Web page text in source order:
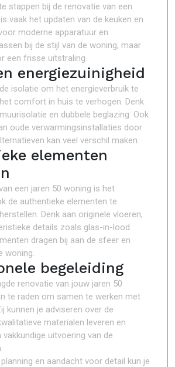
stappen bij de renovatie van een
vaak het updaten van de keuken en
moderne apparatuur en
bij de stijl van de woning, maar
een frisse uitstraling.
energiezuinigheid
isolatie om het energieverbruik te
comfort in huis te verhogen. Denk
en dubbele beglazing. Ook
oude verwarmingsinstallaties door
kan veel verschil maken.
elementen
een jaren 50 woning is het
de authentieke elementen te
Denk aan originele vloeren,
details zoals glas-in-lood
dragen bij aan de sfeer en
woning.
begeleiding
renovatie van jouw jaren 50
te raden om samen te werken met
kunnen je adviseren over de
materialen leveren en
uitvoering van de
en aandacht voor detail kun je